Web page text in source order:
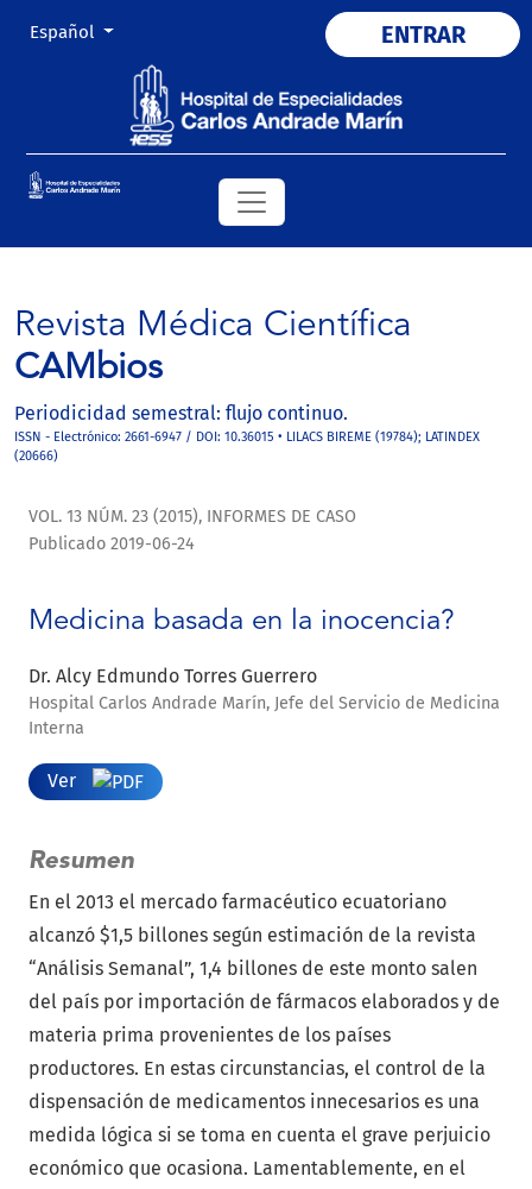
Cambiar el idioma. El actual es:
Español ENTRAR
Revista Médica Científica
CAMbios
Periodicidad semestral: flujo continuo.
ISSN - Electrónico: 2661-6947 / DOI: 10.36015 • LILACS BIREME (19784); LATINDEX
(20666)
VOL. 13 NÚM. 23 (2015), INFORMES DE CASO
Medicina basada en la inocencia?
Publicado 2019-06-24
Dr. Alcy Edmundo Torres Guerrero
Hospital Carlos Andrade Marín, Jefe del Servicio de Medicina
Interna
Ver
Resumen
En el 2013 el mercado farmacéutico ecuatoriano
alcanzó $1,5 billones según estimación de la revista
“Análisis Semanal”, 1,4 billones de este monto salen
del país por importación de fármacos elaborados y de
materia prima provenientes de los países
productores. En estas circunstancias, el control de la
dispensación de medicamentos innecesarios es una
medida lógica si se toma en cuenta el grave perjuicio
económico que ocasiona. Lamentablemente, en el